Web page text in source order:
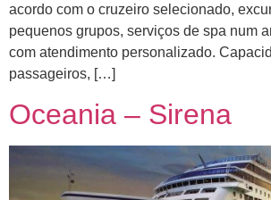
acordo com o cruzeiro selecionado,
pequenos grupos, serviços de spa num
com atendimento personalizado.
passageiros, […]
Oceania – Sirena